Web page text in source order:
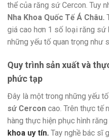
thể của răng sứ Cercon. Tuy
Nha Khoa Quốc Tế Á Châu.
giá cao hơn 1 số loại răng sứ
những yếu tố quan trọng như
Quy trình sản xuất và
phức tạp
Đây là một trong những yếu
sứ Cercon cao. Trên thực tế
hàng thực hiện phục hình
khoa uy tín. Tay nghề bác sĩ